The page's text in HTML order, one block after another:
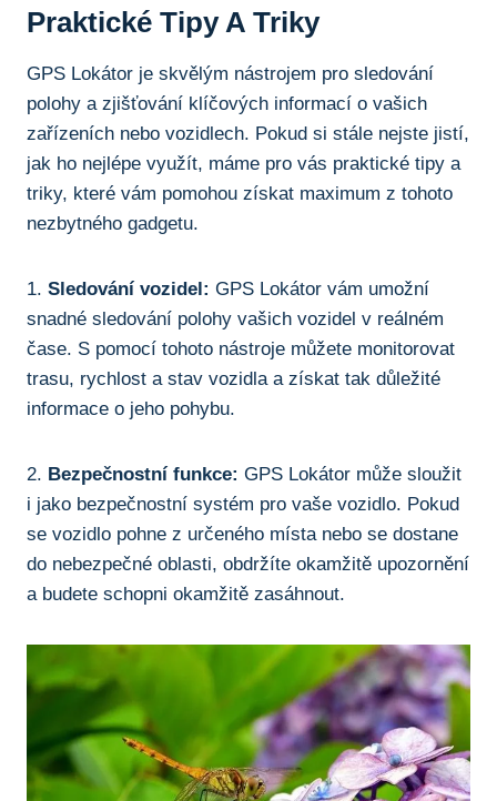
‌Praktické Tipy A Triky
GPS Lokátor je skvělým nástrojem pro sledování
polohy ⁣a zjišťování klíčových informací o vašich
zařízeních nebo vozidlech. Pokud si ‌stále nejste jistí,
jak ho nejlépe využít, máme pro vás praktické tipy a
triky, ​které vám‍ pomohou ⁣získat ‌maximum z tohoto
nezbytného gadgetu.
1. Sledování⁣ vozidel: GPS Lokátor vám umožní
snadné sledování polohy vašich vozidel⁢ v reálném
čase. ‌S pomocí tohoto⁢ nástroje můžete monitorovat
trasu, rychlost a stav vozidla a získat tak⁣ důležité
informace o jeho pohybu.
2. Bezpečnostní ​funkce: GPS Lokátor ⁢může sloužit
i jako bezpečnostní systém⁣ pro vaše vozidlo. Pokud
se vozidlo ⁢pohne z určeného místa nebo se dostane⁢
do nebezpečné oblasti, obdržíte okamžitě upozornění
a ‍budete schopni okamžitě zasáhnout.